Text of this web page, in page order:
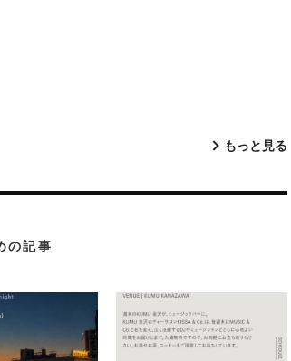
もっと見る
の記事